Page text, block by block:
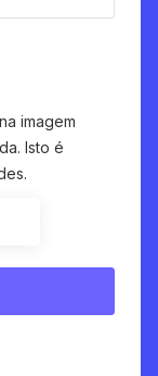
imagem
Isto é